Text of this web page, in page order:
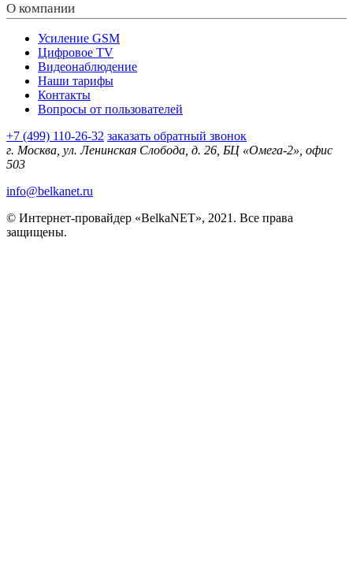
О компании
Усиление GSM
Цифровое TV
Видеонаблюдение
Наши тарифы
Контакты
Вопросы от пользователей
+7 (499) 110-26-32 заказать обратный звонок
г. Москва, ул. Ленинская Слобода, д. 26, БЦ «Омега-2», офис
503
info@belkanet.ru
© Интернет-провайдер «BelkaNET», 2021. Все права
защищены.